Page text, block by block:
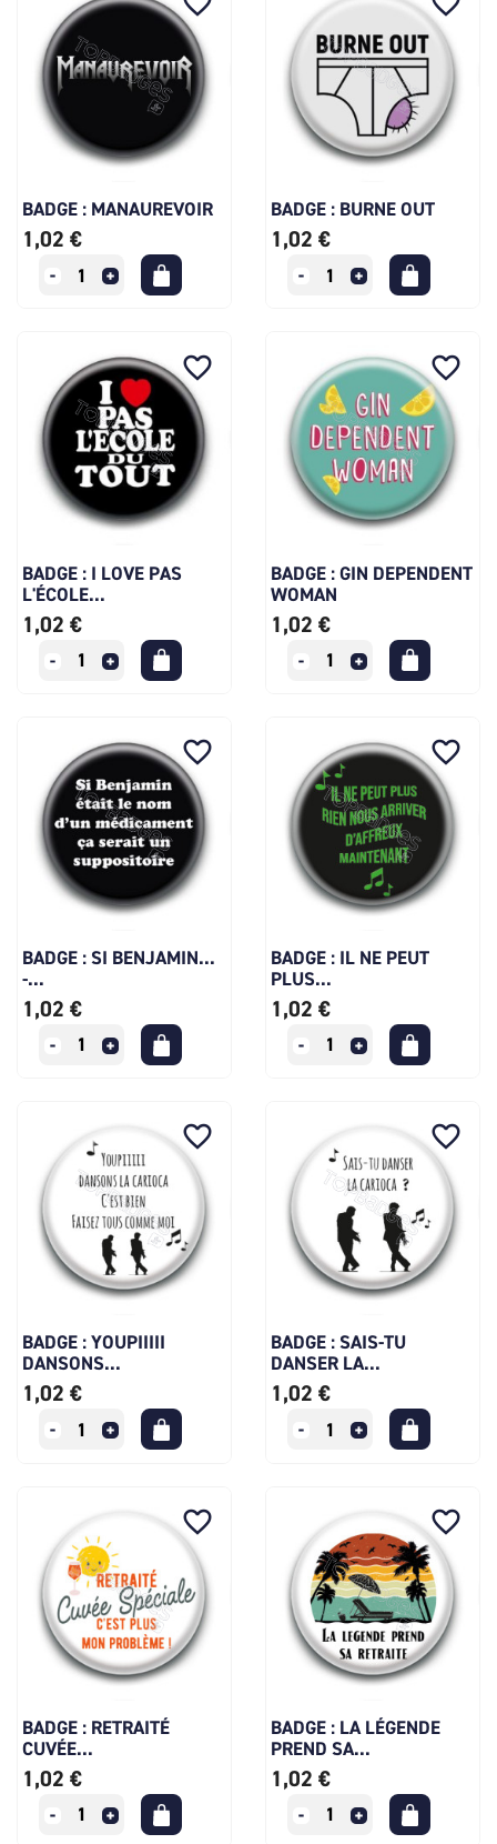
BADGE : MANAUREVOIR
1,02 €
BADGE : BURNE OUT
1,02 €
BADGE : I LOVE PAS
L'ÉCOLE...
1,02 €
favorite_border
BADGE : GIN DEPENDENT
WOMAN
1,02 €
favorite_border
BADGE : SI BENJAMIN...
-...
1,02 €
favorite_border
BADGE : IL NE PEUT
PLUS...
1,02 €
favorite_border
BADGE : YOUPIIIII
DANSONS...
1,02 €
favorite_border
BADGE : SAIS-TU
DANSER LA...
1,02 €
favorite_border
BADGE : RETRAITÉ
CUVÉE...
1,02 €
favorite_border
BADGE : LA LÉGENDE
PREND SA...
1,02 €
favorite_border